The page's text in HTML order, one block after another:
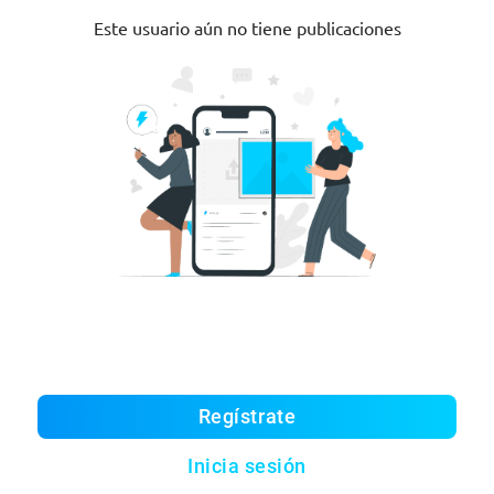
Este usuario aún no tiene publicaciones
Regístrate
Inicia sesión